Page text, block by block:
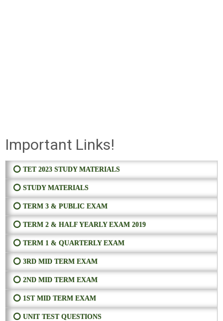
Important Links!
⭕ TET 2023 STUDY MATERIALS
⭕ STUDY MATERIALS
⭕ TERM 3 & PUBLIC EXAM
⭕ TERM 2 & HALF YEARLY EXAM 2019
⭕ TERM 1 & QUARTERLY EXAM
⭕ 3RD MID TERM EXAM
⭕ 2ND MID TERM EXAM
⭕ 1ST MID TERM EXAM
⭕ UNIT TEST QUESTIONS